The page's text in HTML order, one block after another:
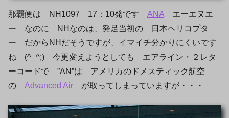
那覇便は NH1097 17：10発です ANA エーエヌエ
ー なのに NHなのは、発足当初の 日本ヘリコプタ
ー だからNHだそうですが、イマイチ分かりにくいです
ね (^_^;) 今更変えようとしても エアライン・２レタ
ーコードで ”AN”は アメリカのドメスティック航空
の Advanced Air が取ってしまっていますが・・・